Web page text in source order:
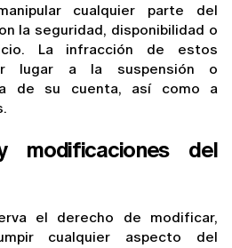
cualquier parte del
la seguridad, disponibilidad o
La infracción de estos
lugar a la suspensión o
de su cuenta, así como a
modificaciones del
el derecho de modificar,
cualquier aspecto del